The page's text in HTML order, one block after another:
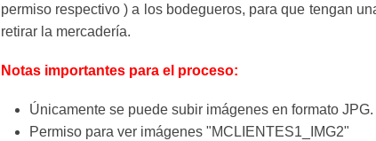
permiso respectivo ) a los bodegueros, para que tengan
retirar la mercadería.
Notas importantes para el proceso:
Únicamente se puede subir imágenes en formato JPG.
Permiso para ver imágenes "MCLIENTES1_IMG2"